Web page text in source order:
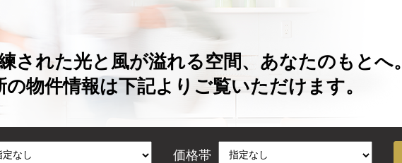
「他にはない」が「ここにある」
された光と風が溢れる空間、あなたのもとへ。
の物件情報は下記よりご覧いただけます。
価格帯